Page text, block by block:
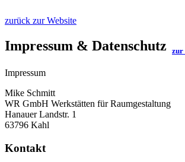
zurück zur Website
Impressum & Datenschutz zur
Impressum
Mike Schmitt
WR GmbH Werkstätten für Raumgestaltung
Hanauer Landstr. 1
63796 Kahl
Kontakt